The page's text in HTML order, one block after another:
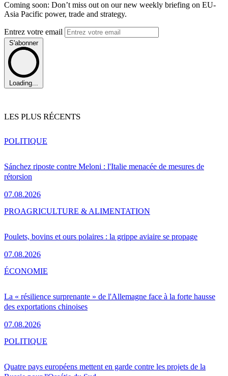
Coming soon: Don’t miss out on our new weekly briefing on EU-
Asia Pacific power, trade and strategy.
Entrez votre email
S'abonner
Loading...
LES PLUS RÉCENTS
Sánchez riposte contre Meloni : l'Italie menacée de mesures de
rétorsion
07.08.2026
POLITIQUE
Poulets, bovins et ours polaires : la grippe aviaire se propage
07.08.2026
PROAGRICULTURE & ALIMENTATION
La « résilience surprenante » de l'Allemagne face à la forte hausse
des exportations chinoises
07.08.2026
ÉCONOMIE
Quatre pays européens mettent en garde contre les projets de la
POLITIQUE